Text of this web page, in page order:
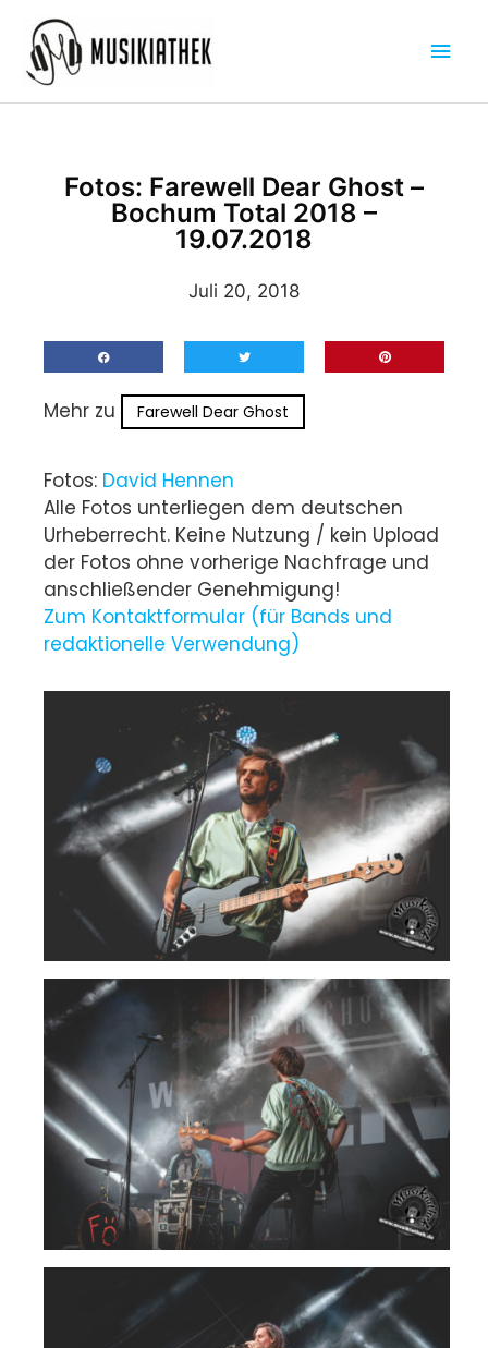
Inhalt
springen
Fotos: Farewell Dear Ghost –
Bochum Total 2018 –
19.07.2018
Juli 20, 2018
Mehr zu Farewell Dear Ghost
Fotos: David Hennen
Alle Fotos unterliegen dem deutschen
Urheberrecht. Keine Nutzung / kein Upload
der Fotos ohne vorherige Nachfrage und
anschließender Genehmigung!
Zum Kontaktformular (für Bands und
redaktionelle Verwendung)